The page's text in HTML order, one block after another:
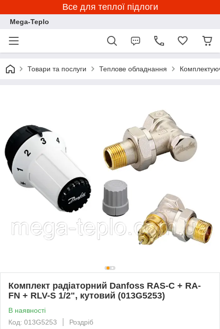
Все для теплої підлоги
Mega-Teplo
Товари та послуги Теплове обладнання
Комплект радіаторний Danfoss RAS-C + RA-
FN + RLV-S 1/2", кутовий (013G5253)
В наявності
Код: 013G5253
Роздріб